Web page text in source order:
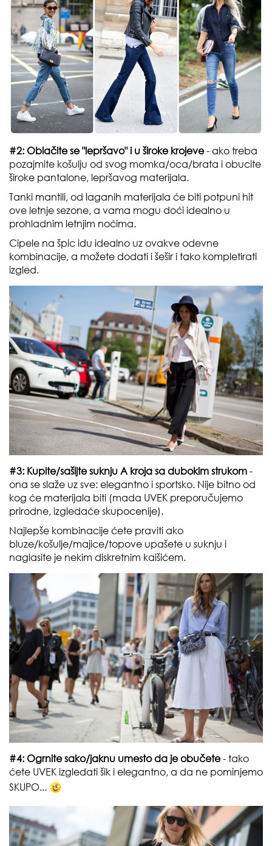
#2: Oblačite se "lepršavo" i u široke krojeve- ako treba
pozajmite košulju od svog momka/oca/brata i obucite
široke pantalone, lepršavog materijala.
Tanki mantili, od laganih materijala će biti potpuni hit
ove letnje sezone, a vama mogu doći idealno u
prohladnim letnjim noćima.
Cipele na špic idu idealno uz ovakve odevne
kombinacije, a možete dodati i šešir i tako kompletirati
izgled.
#3: Kupite/sašijte suknju A kroja sa dubokim strukom -
ona se slaže uz sve: elegantno i sportsko. Nije bitno od
kog će materijala biti (mada UVEK preporučujemo
prirodne, izgledaće skupocenije).
Najlepše kombinacije ćete praviti ako
bluze/košulje/majice/topove upašete u suknju i
naglasite je nekim diskretnim kaišićem.
#4: Ogrnite sako/jaknu umesto da je obučete- tako
ćete UVEK izgledati šik i elegantno, a da ne pominjemo
SKUPO...